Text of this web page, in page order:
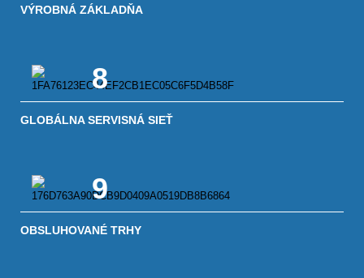
VÝROBNÁ ZÁKLADŇA
8
GLOBÁLNA SERVISNÁ SIEŤ
9
OBSLUHOVANÉ TRHY